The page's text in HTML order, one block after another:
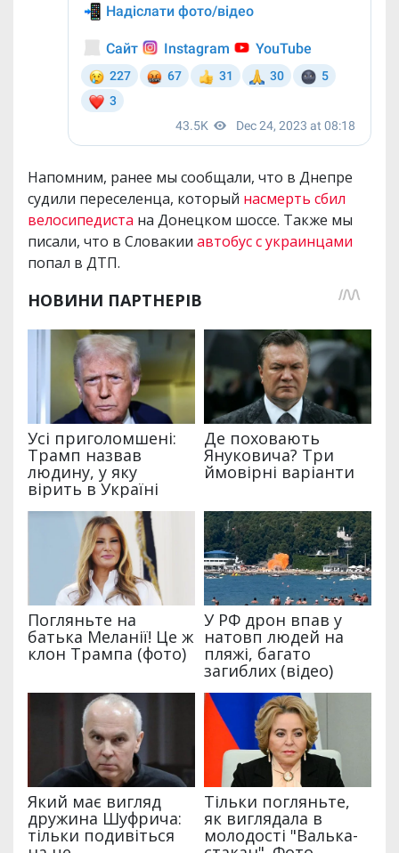
Напомним, ранее мы сообщали, что в Днепре
судили переселенца, который насмерть сбил
велосипедиста на Донецком шоссе. Также мы
писали, что в Словакии автобус с украинцами
попал в ДТП.